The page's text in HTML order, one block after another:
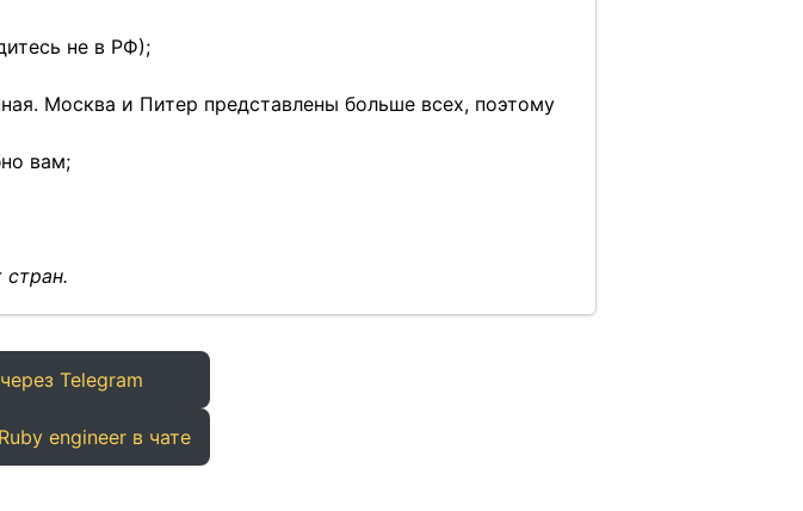
не в РФ);
Москва и Питер представлены больше всех, поэтому
вам;
Telegram
engineer в чате